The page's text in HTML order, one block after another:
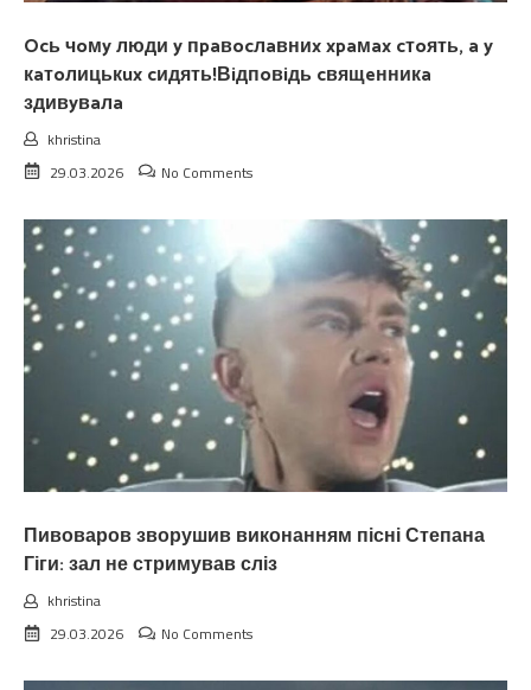
Ocь чoмy люди y пpaвocлaвниx xpaмax cтoять, a y
кaтoлицькux cидять!Вiдпoвiдь cвящeнникa
здивyвaлa
khristina
29.03.2026
No Comments
Пивоваров зворушив виконанням пісні Степана
Гіги: зал не стримував сліз
khristina
29.03.2026
No Comments